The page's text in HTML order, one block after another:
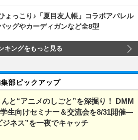
ょっこり♪「夏目友人帳」コラボアパレル
ッグやカーディガンなど全8型
キングをもっと見る
部ピックアップ
と“アニメのしごと”を深掘り！ DMM
生向けセミナー＆交流会を8/31開催―
ネス”を一夜でキャッチ